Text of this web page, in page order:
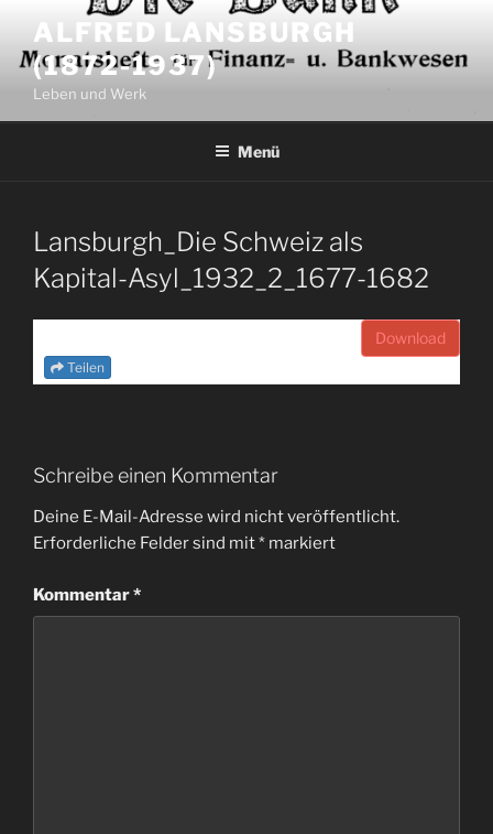
Inhalt
springen
ALFRED LANSBURGH
(1872-1937)
Leben und Werk
Menü
Lansburgh_Die Schweiz als
Kapital-Asyl_1932_2_1677-1682
Download
Teilen
Schreibe einen Kommentar
Deine E-Mail-Adresse wird nicht veröffentlicht.
Erforderliche Felder sind mit* markiert
Kommentar*